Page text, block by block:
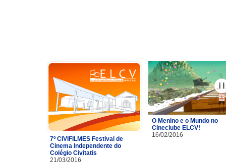
7º CIVIFILMES Festival de
Cinema Independente do
Colégio Civitatis
21/03/2016
O Menino e o Mundo no
Cineclube ELCV!
16/02/2016